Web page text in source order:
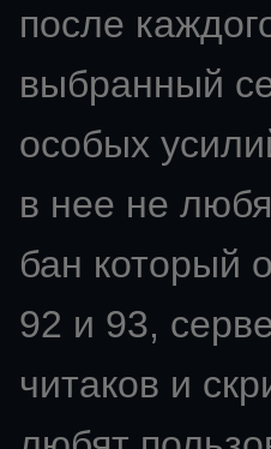
после
выбранный
особых
в нее не
бан который
92 и 93,
читаков и